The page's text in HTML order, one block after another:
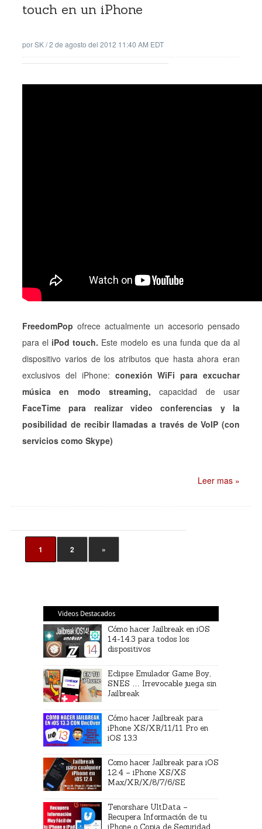
touch en un iPhone
porSK/2 de agosto del 2012 11:40 AM EDT
FreedomPop ofrece actualmente un accesorio pensado
para el iPod touch. Este modelo es una funda que da al
dispositivo varios de los atributos que hasta ahora eran
exclusivos del iPhone: conexión WiFi para excuchar
música en modo streaming, capacidad de usar
FaceTime para realizar video conferencias y la
posibilidad de recibir llamadas a través de VoIP (con
servicios como Skype)
Leer mas »
1 2 »
Videos Destacados
Cómo hacer Jailbreak en iOS
14-14.3 para todos los
dispositivos
Eclipse Emulador Game Boy,
SNES … Irrevocable juega sin
Jailbreak
Cómo hacer Jailbreak para
iPhone XS/XR/11/11 Pro en
iOS 13.3
Como hacer Jailbreak para iOS
12.4 – iPhone XS/XS
Max/XR/X/8/7/6/SE
Tenorshare UltData –
Recupera Información de tu
iPhone o Copia de Seguridad